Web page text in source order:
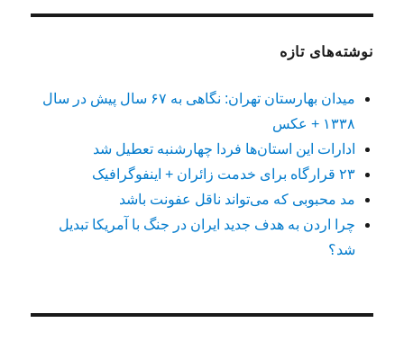
نوشته‌های تازه
میدان بهارستان تهران: نگاهی به ۶۷ سال پیش در سال
۱۳۳۸ + عکس
ادارات این استان‌ها فردا چهارشنبه تعطیل شد
۲۳ قرارگاه برای خدمت زائران + اینفوگرافیک
مد محبوبی که می‌تواند ناقل عفونت باشد
چرا اردن به هدف جدید ایران در جنگ با آمریکا تبدیل
شد؟